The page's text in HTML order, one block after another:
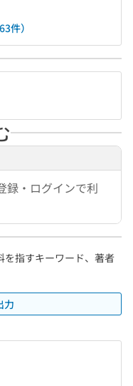
件）
録・ログインで利
を指すキーワード、著者
力